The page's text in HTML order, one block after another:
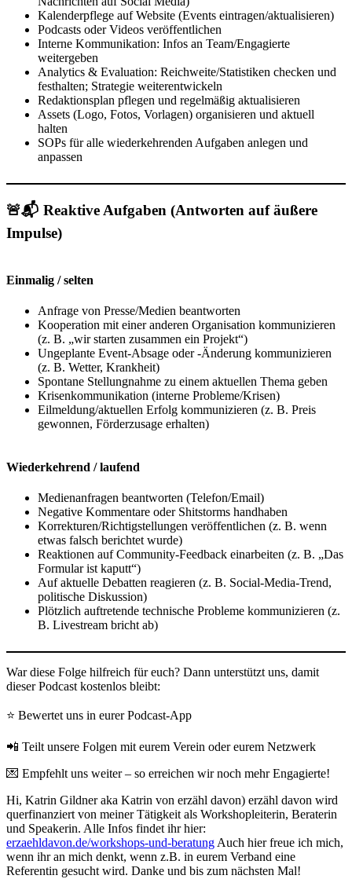
Kalenderpflege auf Website (Events eintragen/aktualisieren)
Podcasts oder Videos veröffentlichen
Interne Kommunikation: Infos an Team/Engagierte
weitergeben
Analytics & Evaluation: Reichweite/Statistiken checken und
festhalten; Strategie weiterentwickeln
Redaktionsplan pflegen und regelmäßig aktualisieren
Assets (Logo, Fotos, Vorlagen) organisieren und aktuell
halten
SOPs für alle wiederkehrenden Aufgaben anlegen und
anpassen
🚨📬 Reaktive Aufgaben (Antworten auf äußere
Impulse)
Einmalig / selten
Anfrage von Presse/Medien beantworten
Kooperation mit einer anderen Organisation kommunizieren
(z. B. „wir starten zusammen ein Projekt“)
Ungeplante Event-Absage oder -Änderung kommunizieren
(z. B. Wetter, Krankheit)
Spontane Stellungnahme zu einem aktuellen Thema geben
Krisenkommunikation (interne Probleme/Krisen)
Eilmeldung/aktuellen Erfolg kommunizieren (z. B. Preis
gewonnen, Förderzusage erhalten)
Wiederkehrend / laufend
Medienanfragen beantworten (Telefon/Email)
Negative Kommentare oder Shitstorms handhaben
Korrekturen/Richtigstellungen veröffentlichen (z. B. wenn
etwas falsch berichtet wurde)
Reaktionen auf Community-Feedback einarbeiten (z. B. „Das
Formular ist kaputt“)
Auf aktuelle Debatten reagieren (z. B. Social-Media-Trend,
politische Diskussion)
Plötzlich auftretende technische Probleme kommunizieren (z.
B. Livestream bricht ab)
War diese Folge hilfreich für euch? Dann unterstützt uns, damit
dieser Podcast kostenlos bleibt:
⭐ Bewertet uns in eurer Podcast-App
📲 Teilt unsere Folgen mit eurem Verein oder eurem Netzwerk
💌 Empfehlt uns weiter – so erreichen wir noch mehr Engagierte!
Hi, Katrin Gildner aka Katrin von erzähl davon) erzähl davon wird
querfinanziert von meiner Tätigkeit als Workshopleiterin, Beraterin
und Speakerin. Alle Infos findet ihr hier:
erzaehldavon.de/workshops-und-beratung Auch hier freue ich mich,
wenn ihr an mich denkt, wenn z.B. in eurem Verband eine
Referentin gesucht wird. Danke und bis zum nächsten Mal!